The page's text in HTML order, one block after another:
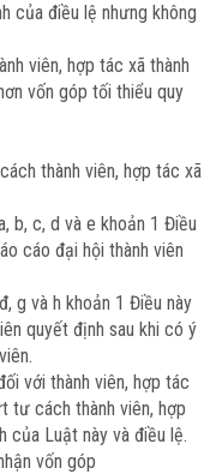
của điều lệ nhưng không
viên, hợp tác xã thành
vốn góp tối thiểu quy
thành viên, hợp tác xã
b, c, d và e khoản 1 Điều
cáo đại hội thành viên
g và h khoản 1 Điều này
quyết định sau khi có ý
với thành viên, hợp tác
tư cách thành viên, hợp
của Luật này và điều lệ.
vốn góp